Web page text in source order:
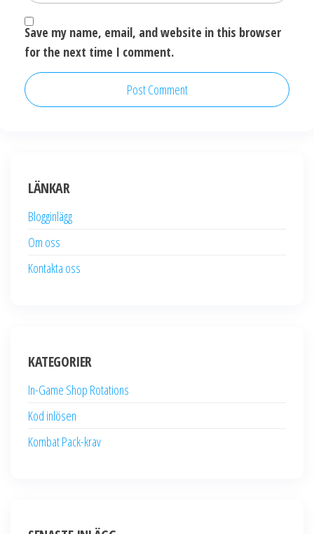
Save my name, email, and website in this browser
for the next time I comment.
LÄNKAR
Blogginlägg
Om oss
Kontakta oss
KATEGORIER
In-Game Shop Rotations
Kod inlösen
Kombat Pack-krav